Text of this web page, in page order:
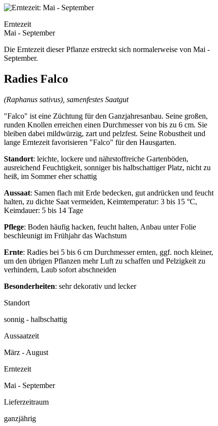
Erntezeit
Mai - September
Die Erntezeit dieser Pflanze erstreckt sich normalerweise von Mai -
September.
Radies Falco
(Raphanus sativus), samenfestes Saatgut
"Falco" ist eine Züchtung für den Ganzjahresanbau. Seine großen,
runden Knollen erreichen einen Durchmesser von bis zu 6 cm. Sie
bleiben dabei mildwürzig, zart und pelzfest. Seine Robustheit und
lange Erntezeit favorisieren "Falco" für den Hausgarten.
Standort: leichte, lockere und nährstoffreiche Gartenböden,
ausreichend Feuchtigkeit, sonniger bis halbschattiger Platz, nicht zu
heiß, im Sommer eher schattig
Aussaat: Samen flach mit Erde bedecken, gut andrücken und feucht
halten, zu dichte Saat vermeiden, Keimtemperatur: 3 bis 15 °C,
Keimdauer: 5 bis 14 Tage
Pflege: Boden häufig hacken, feucht halten, Anbau unter Folie
beschleunigt im Frühjahr das Wachstum
Ernte: Radies bei 5 bis 6 cm Durchmesser ernten, ggf. noch kleiner,
um den übrigen Pflanzen mehr Luft zu schaffen und Pelzigkeit zu
verhindern, Laub sofort abschneiden
Besonderheiten: sehr dekorativ und lecker
Standort
sonnig - halbschattig
Aussaatzeit
März - August
Erntezeit
Mai - September
Lieferzeitraum
ganzjährig